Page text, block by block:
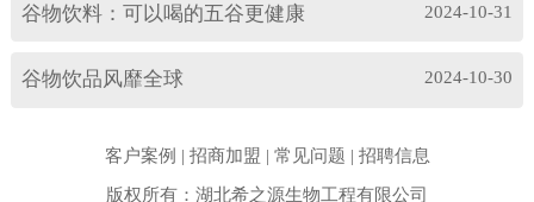
2024-10-31
谷物饮料：可以喝的五谷更健康
2024-10-30
谷物饮品风靡全球
客户案例 | 招商加盟 | 常见问题 | 招聘信息
版权所有：湖北希之源生物工程有限公司